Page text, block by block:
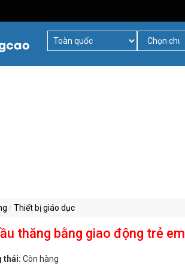
Thiết bị giáo dục
thăng bằng giao động trẻ em
thái: Còn hàng